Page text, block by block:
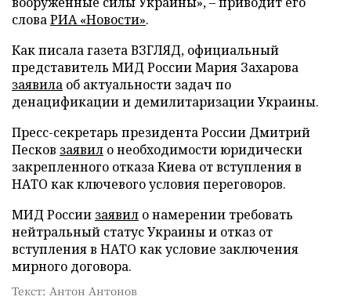
словаРИА «Новости».
Как писала газета ВЗГЛЯД, официальный
представитель МИД России Мария Захарова
заявила об актуальности задач по
денацификации и демилитаризации Украины.
Пресс-секретарь президента России Дмитрий
Песков заявил о необходимости юридически
закрепленного отказа Киева от вступления в
НАТО как ключевого условия переговоров.
МИД России заявил о намерении требовать
нейтральный статус Украины и отказ от
вступления в НАТО как условие заключения
мирного договора.
Текст: Антон Антонов